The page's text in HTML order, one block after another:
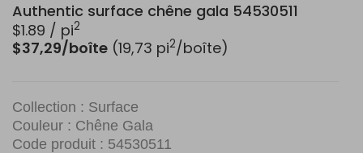
Authentic surface chêne gala 54530511
$1.89 / pi2
$37,29/boîte (19,73 pi2/boîte)
Collection : Surface
Couleur : Chêne Gala
Code produit : 54530511